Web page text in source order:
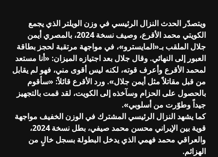
ويتصدّر الحدث النزال الرئيسي في وزن الويلتر الذي يجمع
الكويتي محمد الأقرع، وصيف نسخة 2024، بالمصري أيمن
جلال الملقب بـ«المايسترو»، في مواجهة مرتقبة لحجز بطاقة
العبور إلى النهائي. وقال جلال بعد اجتيازه الميزان: «أنا مستعد
لمحمد الأقرع وأعرف قوته، لكنه ليس أقوى مني، فهو لم يقابل
من قبل مقاتلاً مثل أيمن جلال». ورد الأقرع قائلاً: «سأقوم
بالحصول على الحزام وسآخذه إلى الكويت، لقد قمت بالتجهيز
جيداً وطوّرت من أسلوبي».
كما يشهد النزال الرئيسي المشترك في الوزن الخفيف مواجهة
قوية بين الإيراني محسن محمد صيفي، بطل نسخة 2024،
والعراقي محمد فهمي الذي يدخل البطولة بسجل خالٍ من
الهزائم.